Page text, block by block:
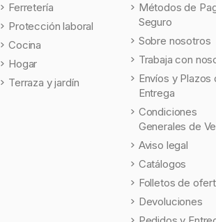
Ferretería
Protección laboral
Cocina
Hogar
Terraza y jardín
Métodos de
Seguro
Sobre nosotros
Trabaja con
Envíos y Plazos
Entrega
Condiciones
Generales de
Aviso legal
Catálogos
Folletos de
Devoluciones